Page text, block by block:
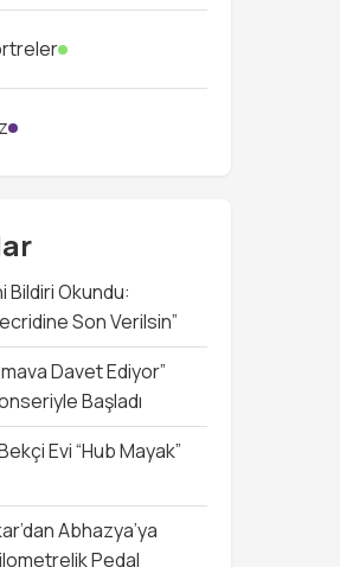
Bildiri Okundu:
Son Verilsin”
Davet Ediyor”
Başladı
Evi “Hub Mayak”
Abhazya’ya
Pedal